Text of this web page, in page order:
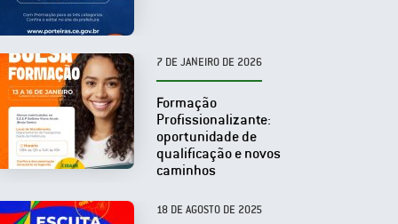
7 DE JANEIRO DE 2026
Formação
Profissionalizante:
oportunidade de
qualificação e novos
caminhos
18 DE AGOSTO DE 2025